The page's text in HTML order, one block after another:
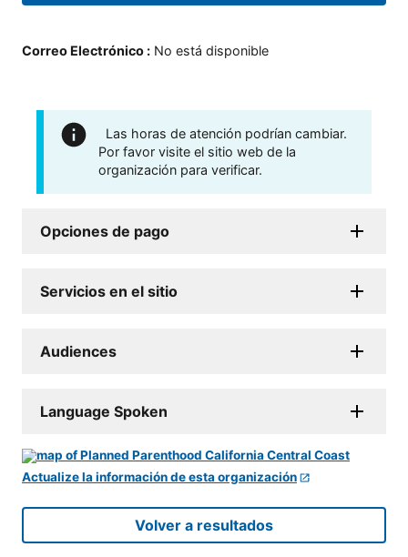
Correo Electrónico : No está disponible
Las horas de atención podrían cambiar.
Por favor visite el sitio web de la
organización para verificar.
Opciones de pago
Servicios en el sitio
Audiences
Language Spoken
Actualize la información de esta organización
Volver a resultados